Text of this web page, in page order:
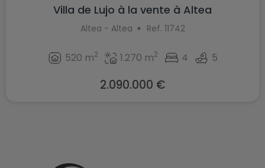
Villa de Lujo à la vente à Altea
Altea - Altea Ref. 11742
520 m2 1.270 m2 4 5
2.090.000 €